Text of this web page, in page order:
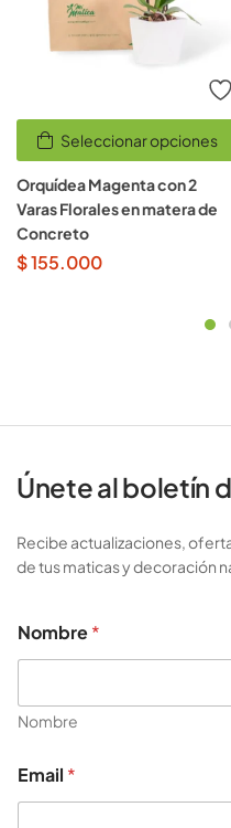
Seleccionar opciones
Orquídea Magenta con 2
Varas Florales en matera de
Concreto
$155.000
Únete al boletín
Recibe actualizaciones,
de tus maticas y decoración
Nombre*
Nombre
E
m
Email *